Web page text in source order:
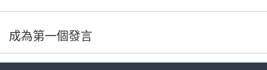
成為第一個發言